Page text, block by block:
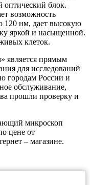
оптический блок.
возможность
120 нм, дает высокую
яркой и насыщенной.
клеток.
является прямым
для исследований
городам России и
обслуживание,
прошли проверку и
микроскоп
цене от
– магазине.